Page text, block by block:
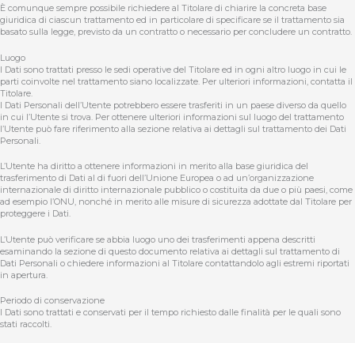
È comunque sempre possibile richiedere al Titolare di chiarire la concreta base
giuridica di ciascun trattamento ed in particolare di specificare se il trattamento sia
basato sulla legge, previsto da un contratto o necessario per concludere un contratto.
Luogo
I Dati sono trattati presso le sedi operative del Titolare ed in ogni altro luogo in cui le
parti coinvolte nel trattamento siano localizzate. Per ulteriori informazioni, contatta il
Titolare.
I Dati Personali dell’Utente potrebbero essere trasferiti in un paese diverso da quello
in cui l’Utente si trova. Per ottenere ulteriori informazioni sul luogo del trattamento
l’Utente può fare riferimento alla sezione relativa ai dettagli sul trattamento dei Dati
Personali.
L’Utente ha diritto a ottenere informazioni in merito alla base giuridica del
trasferimento di Dati al di fuori dell’Unione Europea o ad un’organizzazione
internazionale di diritto internazionale pubblico o costituita da due o più paesi, come
ad esempio l’ONU, nonché in merito alle misure di sicurezza adottate dal Titolare per
proteggere i Dati.
L’Utente può verificare se abbia luogo uno dei trasferimenti appena descritti
esaminando la sezione di questo documento relativa ai dettagli sul trattamento di
Dati Personali o chiedere informazioni al Titolare contattandolo agli estremi riportati
in apertura.
Periodo di conservazione
I Dati sono trattati e conservati per il tempo richiesto dalle finalità per le quali sono
stati raccolti.